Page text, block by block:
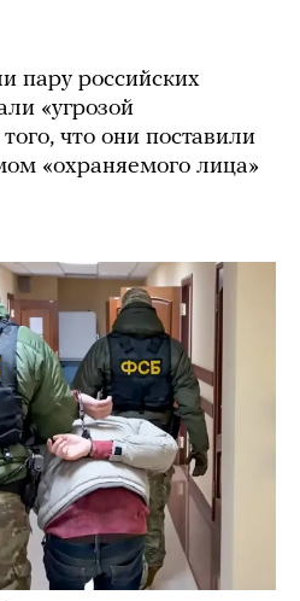
пару российских
«угрозой
что они поставили
«охраняемого лица»